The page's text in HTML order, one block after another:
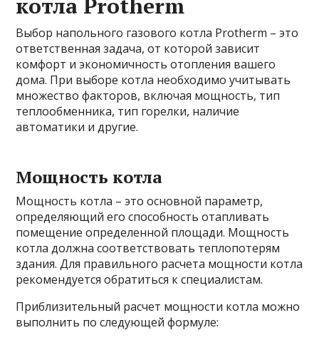
Выбор напольного газового котла Protherm – это
ответственная задача, от которой зависит
комфорт и экономичность отопления вашего
дома. При выборе котла необходимо учитывать
множество факторов, включая мощность, тип
теплообменника, тип горелки, наличие
автоматики и другие.
Мощность котла
Мощность котла – это основной параметр,
определяющий его способность отапливать
помещение определенной площади. Мощность
котла должна соответствовать теплопотерям
здания. Для правильного расчета мощности котла
рекомендуется обратиться к специалистам.
Приблизительный расчет мощности котла можно
выполнить по следующей формуле: